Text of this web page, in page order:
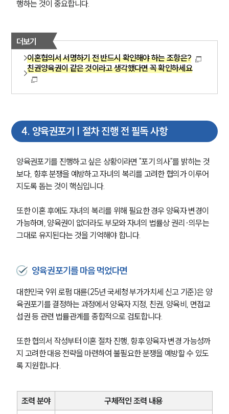
행하는 것이 중요합니다.
더보기
이혼협의서 서명하기 전 반드시 확인해야 하는 조항은?
친권양육권이 같은 것이라고 생각했다면 꼭 확인하세요
4. 양육권포기 | 절차 진행 전 필독 사항
양육권포기를 진행하고 싶은 상황이라면 "포기 의사"를 밝히는 것
보다, 향후 분쟁을 예방하고 자녀의 복리를 고려한 협의가 이루어
지도록 돕는 것이 핵심입니다.
또한 이혼 후에도 자녀의 복리를 위해 필요한 경우 양육자 변경이
가능하며, 양육권이 없더라도 부모와 자녀의 법률상 권리·의무는
그대로 유지된다는 것을 기억해야 합니다.
양육권포기를 마음 먹었다면
대한민국 9위 로펌 대륜(25년 국세청 부가가치세 신고 기준)은 양
육권포기를 결정하는 과정에서 양육자 지정, 친권, 양육비, 면접교
섭권 등 관련 법률관계를 종합적으로 검토합니다.
또한 협의서 작성부터 이혼 절차 진행, 향후 양육자 변경 가능성까
지 고려한 대응 전략을 마련하여 불필요한 분쟁을 예방할 수 있도
록 지원합니다.
조력 분야
구체적인 조력 내용